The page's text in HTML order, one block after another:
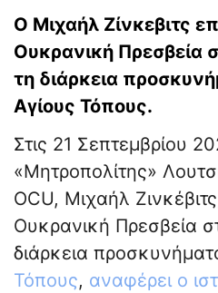
Ο Μιχαήλ Ζίνκεβιτς
Ουκρανική Πρεσβεία
τη διάρκεια
Αγίους Τόπους.
Στις 21 Σεπτεμβρίου
«Μητροπολίτης»
OCU, Μιχαήλ
Ουκρανική Πρεσβεία
διάρκεια
Τόπους, αναφέρει ο